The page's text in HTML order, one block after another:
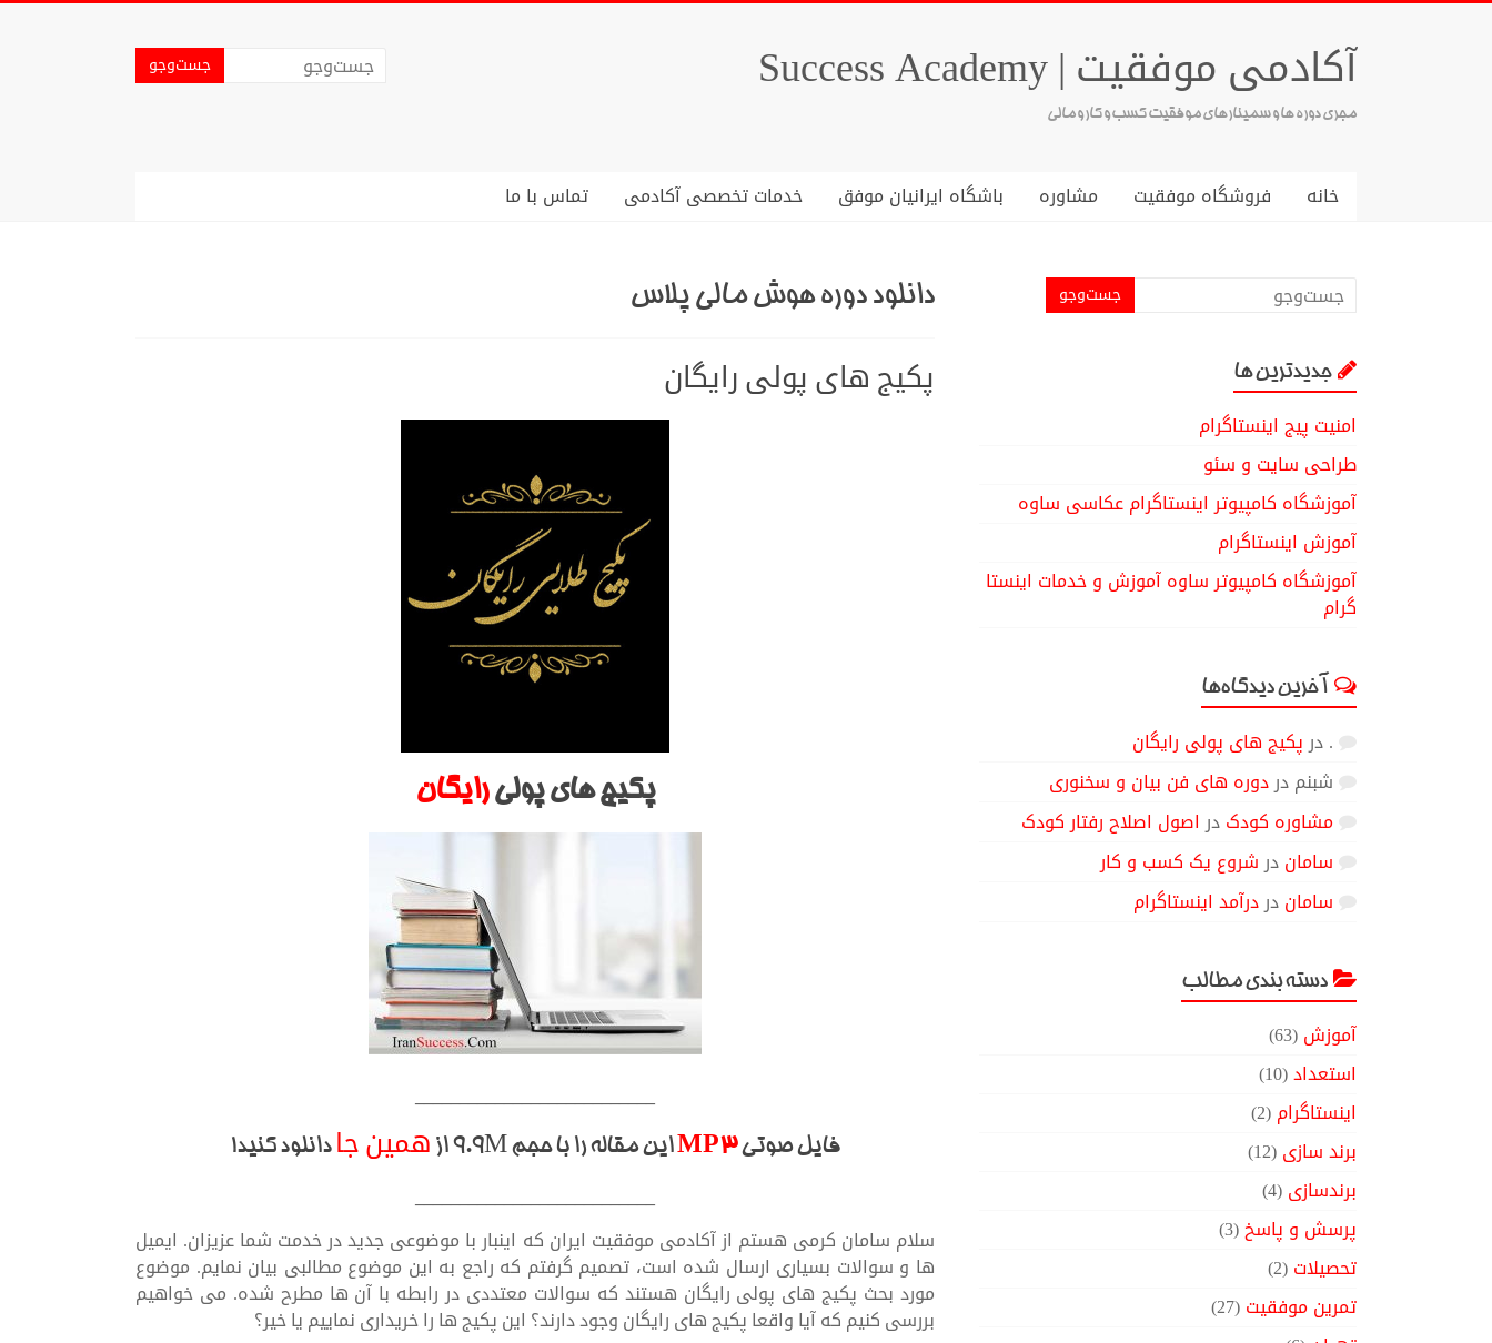
آکادمی موفقیت | Success Academy
مجری دوره ها و سمینارهای موفقیت کسب و کار و مالی
خانه فروشگاه موفقیت مشاوره باشگاه ایرانیان موفق خدمات تخصصی آکادمی تماس با ما
دانلود دوره هوش مالی پلاس
پکیج های پولی رایگان
پکیج های پولیرایگان
___________________________
فایل صوتیMP3این مقاله را با حجم 9.9M از همین جا دانلود کنید!
___________________________
سلام سامان کرمی هستم از آکادمی موفقیت ایران که اینبار با موضوعی جدید در خدمت شما عزیزان. ایمیل
ها و سوالات بسیاری ارسال شده است، تصمیم گرفتم که راجع به این موضوع مطالبی بیان نمایم. موضوع
مورد بحث پکیج های پولی رایگان هستند که سوالات معتددی در رابطه با آن ها مطرح شده. می خواهیم
بررسی کنیم که آیا واقعا پکیج های رایگان وجود دارند؟ این پکیج ها را خریداری نماییم یا خیر؟
جدیدترین ها
امنیت پیج اینستاگرام
طراحی سایت و سئو
آموزشگاه کامپیوتر اینستاگرام عکاسی ساوه
آموزش اینستاگرام
آموزشگاه کامپیوتر ساوه آموزش و خدمات اینستا
گرام
آخرین دیدگاه‌ها
.درپکیج های پولی رایگان
شبنمدردوره های فن بیان و سخنوری
مشاوره کودکدراصول اصلاح رفتار کودک
ساماندرشروع یک کسب و کار
ساماندردرآمد اینستاگرام
دسته بندی مطالب
آموزش(63)
استعداد(10)
اینستاگرام(2)
برند سازی(12)
برندسازی(4)
پرسش و پاسخ(3)
تحصیلات(2)
تمرین موفقیت(27)